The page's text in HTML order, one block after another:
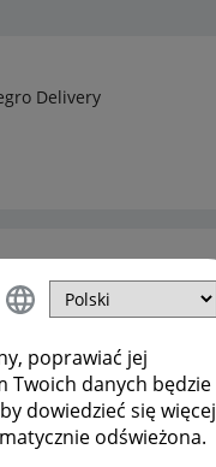
poprawiać jej
Twoich danych będzie
dowiedzieć się więcej
odświeżona.
Delivery